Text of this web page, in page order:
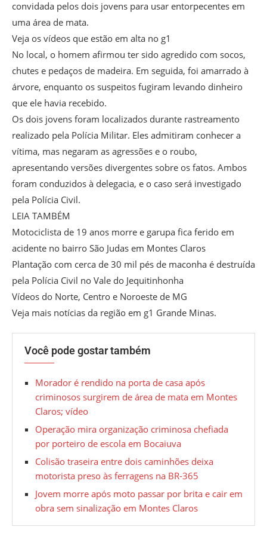
convidada pelos dois jovens para usar entorpecentes em
uma área de mata.
Veja os vídeos que estão em alta no g1
No local, o homem afirmou ter sido agredido com socos,
chutes e pedaços de madeira. Em seguida, foi amarrado à
árvore, enquanto os suspeitos fugiram levando dinheiro
que ele havia recebido.
Os dois jovens foram localizados durante rastreamento
realizado pela Polícia Militar. Eles admitiram conhecer a
vítima, mas negaram as agressões e o roubo,
apresentando versões divergentes sobre os fatos. Ambos
foram conduzidos à delegacia, e o caso será investigado
pela Polícia Civil.
LEIA TAMBÉM
Motociclista de 19 anos morre e garupa fica ferido em
acidente no bairro São Judas em Montes Claros
Plantação com cerca de 30 mil pés de maconha é destruída
pela Polícia Civil no Vale do Jequitinhonha
Vídeos do Norte, Centro e Noroeste de MG
Veja mais notícias da região em g1 Grande Minas.
Você pode gostar também
Morador é rendido na porta de casa após
criminosos surgirem de área de mata em Montes
Claros; vídeo
Operação mira organização criminosa chefiada
por porteiro de escola em Bocaiuva
Colisão traseira entre dois caminhões deixa
motorista preso às ferragens na BR-365
Jovem morre após moto passar por brita e cair em
obra sem sinalização em Montes Claros